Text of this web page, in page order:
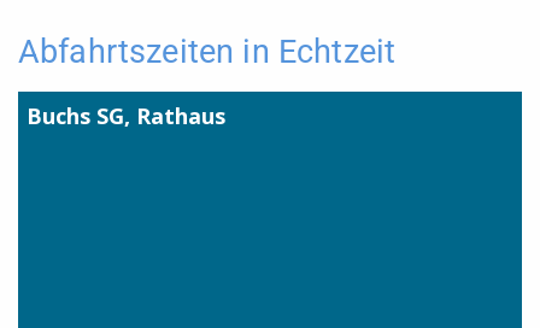
Abfahrtszeiten in Echtzeit